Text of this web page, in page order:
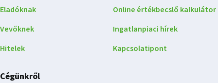
Eladóknak
Vevőknek
Hitelek
Online értékbecslő kalkulátor
Ingatlanpiaci hírek
Kapcsolatipont
Cégünkről